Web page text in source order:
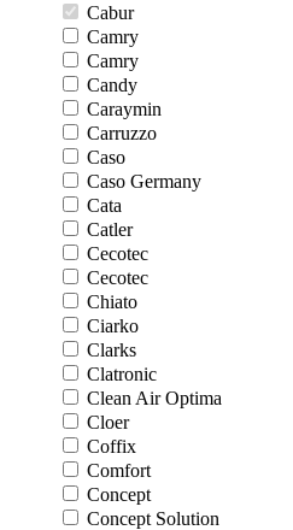
Cabur
Camry
Camry
Candy
Caraymin
Carruzzo
Caso
Caso Germany
Cata
Catler
Cecotec
Cecotec
Chiato
Ciarko
Clarks
Clatronic
Clean Air Optima
Cloer
Coffix
Comfort
Concept
Concept Solution